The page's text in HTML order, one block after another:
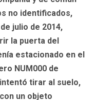
no identificados,
julio de 2014,
la puerta del
estacionado en el
NUM000 de
tirar al suelo,
un objeto